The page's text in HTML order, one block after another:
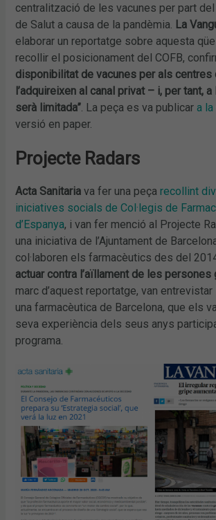
centralització de les vacunes per part
de Salut a causa de la pandèmia. La
elaborar un reportatge sobre aquesta
recollir el posicionament del COFB,
disponibilitat de vacunes per als centres
l’adquireixen al canal privat – i, per tant,
serà limitada” . La peça es va publicara
versió en paper.
Projecte Radars
Acta Sanitaria va fer una peçarecollint
iniciatives socials de Col·legis de
d’Espanya, i van fer menció al Projecte
una iniciativa de l’Ajuntament de
col·laboren els farmacèutics des del
actuar contra l’aïllament de les persones
marc d’aquest reportatge, van entrevistar
una farmacèutica de Barcelona, que els
seva experiència dels seus anys
programa.